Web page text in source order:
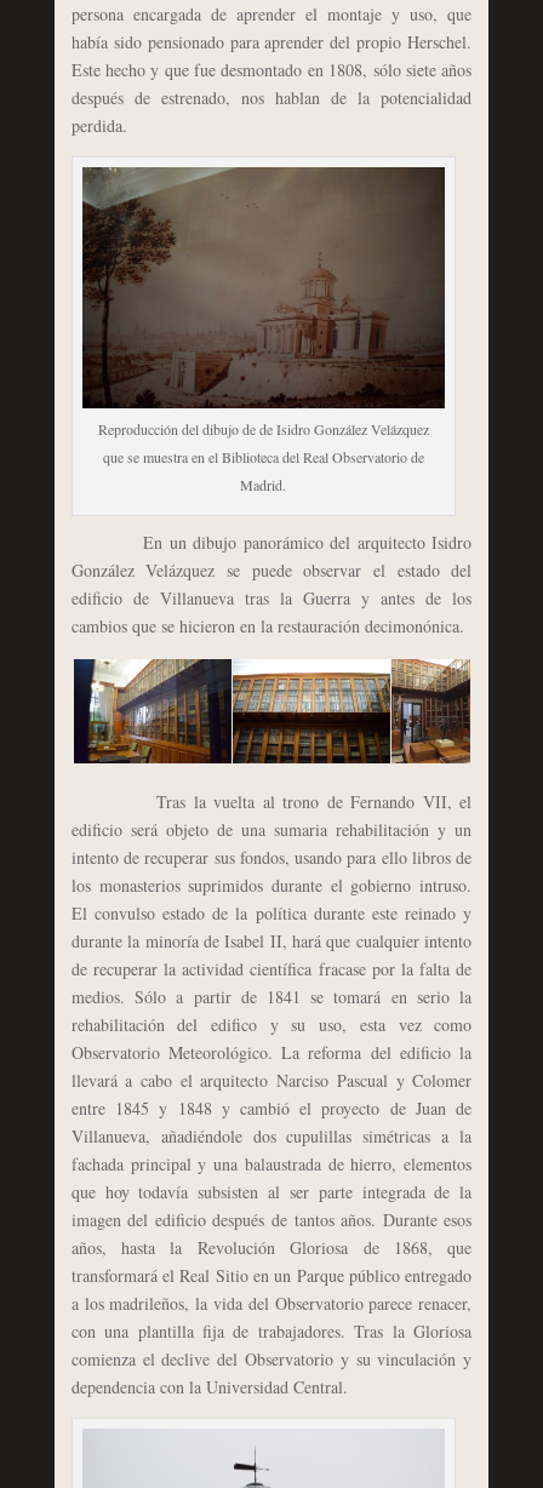
persona encargada de aprender el montaje y uso, que
había sido pensionado para aprender del propio Herschel.
Este hecho y que fue desmontado en 1808, sólo siete años
después de estrenado, nos hablan de la potencialidad
perdida.
Reproducción del dibujo de de Isidro González Velázquez
que se muestra en el Biblioteca del Real Observatorio de
Madrid.
En un dibujo panorámico del arquitecto Isidro
González Velázquez se puede observar el estado del
edificio de Villanueva tras la Guerra y antes de los
cambios que se hicieron en la restauración decimonónica.
Tras la vuelta al trono de Fernando VII, el
edificio será objeto de una sumaria rehabilitación y un
intento de recuperar sus fondos, usando para ello libros de
los monasterios suprimidos durante el gobierno intruso.
El convulso estado de la política durante este reinado y
durante la minoría de Isabel II, hará que cualquier intento
de recuperar la actividad científica fracase por la falta de
medios. Sólo a partir de 1841 se tomará en serio la
rehabilitación del edifico y su uso, esta vez como
Observatorio Meteorológico. La reforma del edificio la
llevará a cabo el arquitecto Narciso Pascual y Colomer
entre 1845 y 1848 y cambió el proyecto de Juan de
Villanueva, añadiéndole dos cupulillas simétricas a la
fachada principal y una balaustrada de hierro, elementos
que hoy todavía subsisten al ser parte integrada de la
imagen del edificio después de tantos años. Durante esos
años, hasta la Revolución Gloriosa de 1868, que
transformará el Real Sitio en un Parque público entregado
a los madrileños, la vida del Observatorio parece renacer,
con una plantilla fija de trabajadores. Tras la Gloriosa
comienza el declive del Observatorio y su vinculación y
dependencia con la Universidad Central.